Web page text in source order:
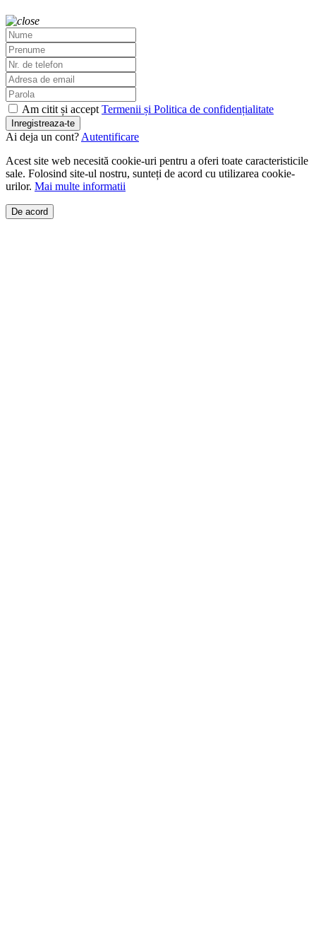
Am citit și accept Termenii și Politica de confidențialitate
Inregistreaza-te
Ai deja un cont? Autentificare
Acest site web necesită cookie-uri pentru a oferi toate caracteristicile
sale. Folosind site-ul nostru, sunteți de acord cu utilizarea cookie-
urilor. Mai multe informatii
De acord